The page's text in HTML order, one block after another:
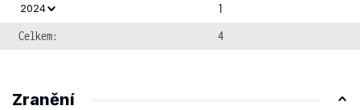
2024
1
Celkem:
4
Zranění